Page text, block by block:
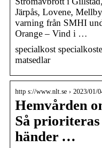
Järpås, Lovene,
varning från SMHI
Orange – Vind i …
specialkost
matsedlar
http s://www.nlt.se › 2023/01/
Hemvården
Så prioriteras
händer …